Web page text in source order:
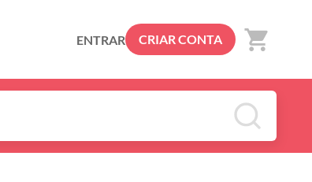
ENTRAR CRIAR CONTA shopping_cart